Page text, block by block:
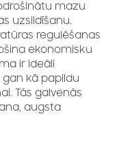
mazu
uzsildīšanu.
regulēšanas
ekonomisku
ir ideāli
kā papildu
Tās galvenās
augsta